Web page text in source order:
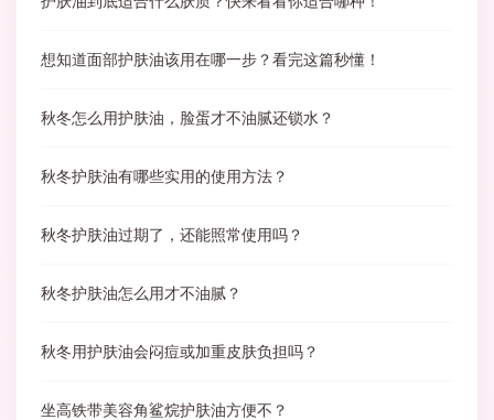
想知道面部护肤油该用在哪一步？看完这篇秒懂！
秋冬怎么用护肤油，脸蛋才不油腻还锁水？
秋冬护肤油有哪些实用的使用方法？
秋冬护肤油过期了，还能照常使用吗？
秋冬护肤油怎么用才不油腻？
秋冬用护肤油会闷痘或加重皮肤负担吗？
坐高铁带美容角鲨烷护肤油方便不？